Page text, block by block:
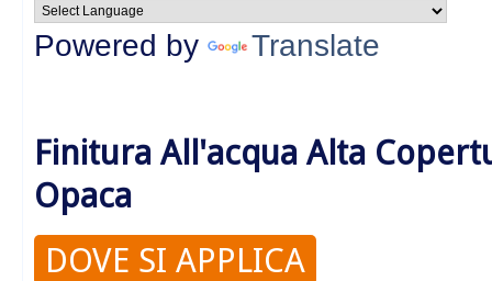
Powered by Translate
Finitura All'acqua Alta
Opaca
DOVE SI APPLICA